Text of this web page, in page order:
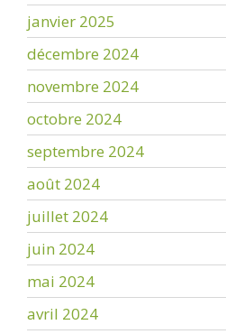
janvier 2025
décembre 2024
novembre 2024
octobre 2024
septembre 2024
août 2024
juillet 2024
juin 2024
mai 2024
avril 2024